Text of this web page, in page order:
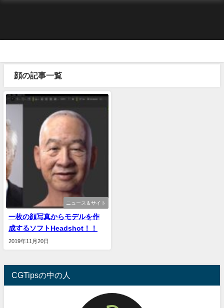
顔の記事一覧
ニュース＆サイト
一枚の顔写真からモデルを作
成するソフトHeadshot！！
2019年11月20日
CGTipsの中の人